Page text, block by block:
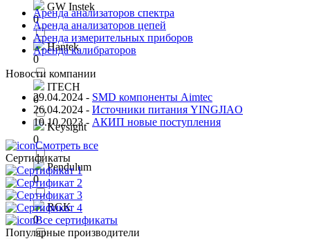
GW Instek
0
Hantek
0
ITECH
0
Keysight
0
Pendulum
0
RGK
0
Аренда анализаторов спектра
Аренда анализаторов цепей
Аренда измерительных приборов
Аренда калибраторов
Новости компании
29.04.2024 - SMD компоненты Aimtec
26.04.2024 - Источники питания YINGJIAO
10.10.2023- АКИП новые поступления
Смотреть все
Сертификаты
Все сертификаты
Популярные производители